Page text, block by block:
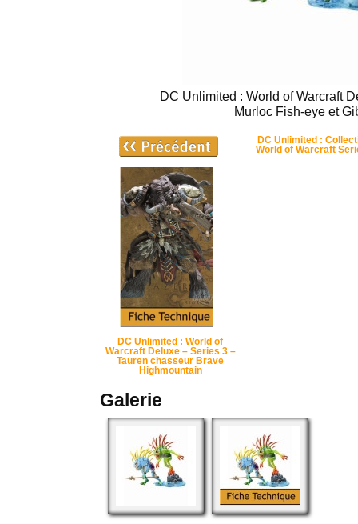
DC Unlimited : World of Warcraft
Murloc Fish-eye et
DC Unlimited : World of
Warcraft Deluxe – Series 3 –
Tauren chasseur Brave
Highmountain
DC Unlimited :
World of Warcraft
Galerie